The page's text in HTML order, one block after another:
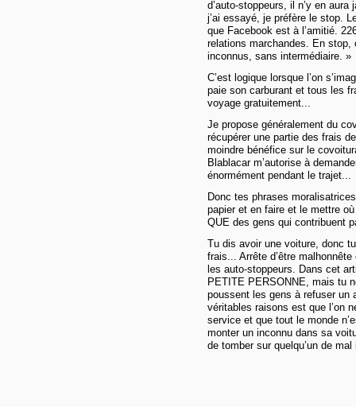
d’auto-stoppeurs, il n’y en
j’ai essayé, je préfère le stop.
que Facebook est à l’amitié.
relations marchandes. En
inconnus, sans intermédiaire. »
C’est logique lorsque l’on
paie son carburant et tous les
voyage gratuitement...
Je propose généralement du
récupérer une partie des frais
moindre bénéfice sur le
Blablacar m’autorise à
énormément pendant le trajet...
Donc tes phrases
papier et en faire et le mettre
QUE des gens qui contribuent
Tu dis avoir une voiture, donc
frais... Arrête d’être
les auto-stoppeurs. Dans cet
PETITE PERSONNE, mais tu
poussent les gens à refuser un
véritables raisons est que l’on
service et que tout le monde
monter un inconnu dans sa
de tomber sur quelqu’un de